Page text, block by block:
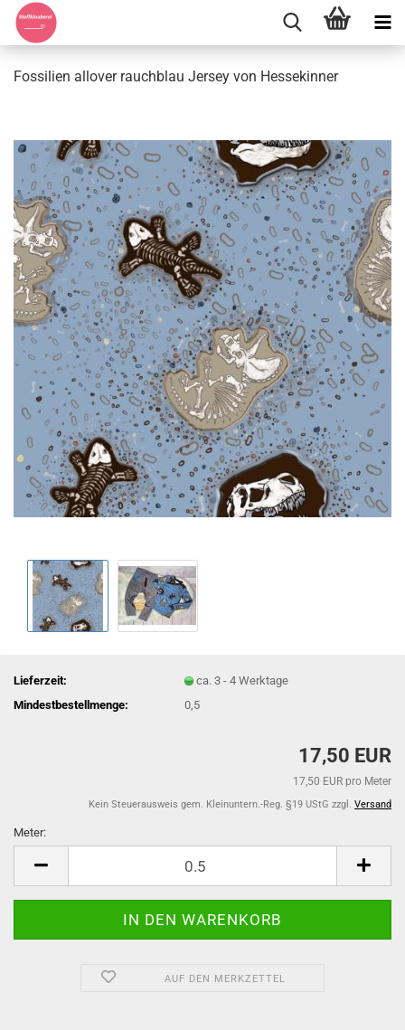
Fossilien allover rauchblau Jersey von Hessekinner
Lieferzeit:
ca. 3 - 4 Werktage
Mindestbestellmenge:
0,5
17,50 EUR
17,50 EUR pro Meter
Kein Steuerausweis gem. Kleinuntern.-Reg. §19 UStG zzgl. Versand
Meter:
AUF DEN MERKZETTEL